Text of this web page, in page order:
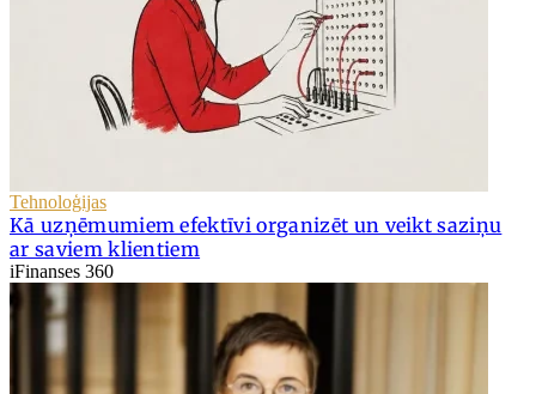
Tehnoloģijas
Kā uzņēmumiem efektīvi organizēt un veikt saziņu
ar saviem klientiem
iFinanses 360